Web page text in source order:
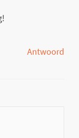
Antwoord